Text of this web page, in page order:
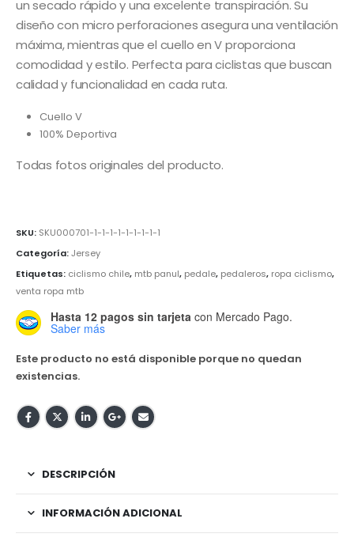
un secado rápido y una excelente transpiración. Su
diseño con micro perforaciones asegura una ventilación
máxima, mientras que el cuello en V proporciona
comodidad y estilo. Perfecta para ciclistas que buscan
calidad y funcionalidad en cada ruta.
Cuello V
100% Deportiva
Todas fotos originales del producto.
SKU: SKU000701-1-1-1-1-1-1-1-1-1
Categoría:Jersey
Etiquetas: ciclismo chile, mtb panul, pedale, pedaleros, ropa ciclismo,
venta ropa mtb
Hasta 12 pagos sin tarjeta con Mercado Pago.
Saber más
Este producto no está disponible porque no quedan
existencias.
DESCRIPCIÓN
INFORMACIÓN ADICIONAL